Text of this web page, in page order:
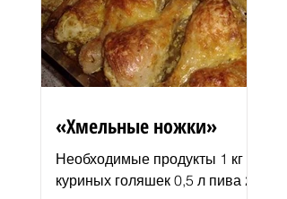
«Хмельные ножки»
Необходимые продукты 1 кг
куриных голяшек 0,5 л пива 2–